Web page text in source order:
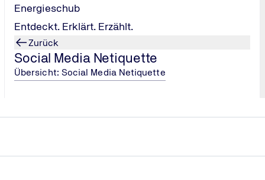
Energieschub
Entdeckt. Erklärt. Erzählt.
Zurück
Social Media Netiquette
Übersicht: Social Media Netiquette